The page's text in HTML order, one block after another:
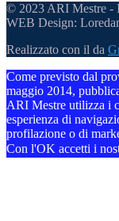
© 2023 ARI Mestre -
WEB Design:
Realizzato con il da
Come previsto dal
maggio 2014,
ARI Mestre utilizza i
esperienza di
profilazione o di
Con l'OK accetti i